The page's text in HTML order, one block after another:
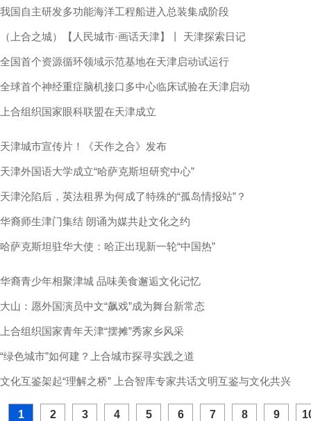
我国自主研发多功能海洋工程船进入总装集成阶段
（上合之城）【人民城市·画话天津】丨 天津探索日记
全国首个资源循环领域示范基地在天津启动试运行
全球首个神经重症脑机接口多中心临床试验在天津启动
上合组织国家眼科联盟在天津成立
天津城市宣传片！《天作之合》发布
天津外国语大学成立“哈萨克斯坦研究中心”
天津沦陷后，英法租界为何成了特殊的“孤岛情报站”？
华裔师生津门集结 朗诵为媒共赴文化之约
哈萨克斯坦驻华大使：哈正出现新一轮“中国热”
华裔青少年相聚津城 品味美食邂逅文化记忆
大山：愿外国演员中文“飙戏”成为舞台新常态
上合组织国家青年天津“摆摊”秀家乡风采
“绿色城市”如何建？上合城市探寻实践之道
文化互鉴架起“理解之桥” 上合智库专家共话文明互鉴与文化共兴
1 2 3 4 5 6 7 8 9